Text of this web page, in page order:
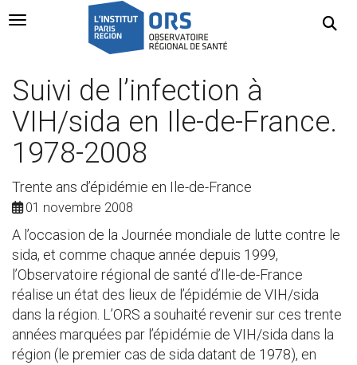
Navigation Toggle
Suivi de l’infection à
VIH/sida en Ile-de-France.
1978-2008
Trente ans d’épidémie en Ile-de-France
01 novembre 2008
A l’occasion de la Journée mondiale de lutte contre le
sida, et comme chaque année depuis 1999,
l’Observatoire régional de santé d’Ile-de-France
réalise un état des lieux de l’épidémie de VIH/sida
dans la région. L’ORS a souhaité revenir sur ces trente
années marquées par l’épidémie de VIH/sida dans la
région (le premier cas de sida datant de 1978), en